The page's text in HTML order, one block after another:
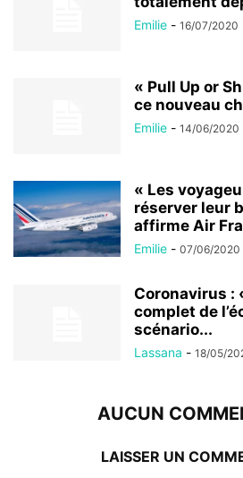
Emilie - 16/07/2020
« Pull Up or
ce nouveau
Emilie - 14/06/2020
« Les
réserver leur
affirme Air
Emilie - 07/06/2020
Coronavirus :
complet de
scénario...
Lassana - 18/05/
AUCUN
LAISSER UN